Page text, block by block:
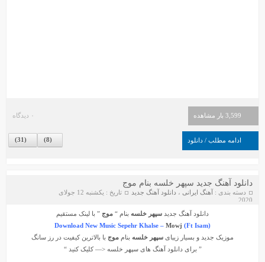
3,599 بار مشاهده ۰ دیدگاه
ادامه مطلب / دانلود (
31
) (
8
)
دانلود آهنگ جدید سپهر خلسه بنام موج
دسته بندی :آهنگ ایرانی ، دانلود آهنگ جدید
تاریخ : یکشنبه 12 جولای
2020
دانلود آهنگ جدید سپهر خلسه بنام “ موج ” با لینک مستقیم
Download New Music Sepehr Khalse – Mowj (Ft Isam)
موزیک جدید و بسیار زیبای سپهر خلسه بنام موج با بالاترین کیفیت در رز سانگ
” برای دانلود آهنگ هایسپهر خلسه <— کلیک کنید “